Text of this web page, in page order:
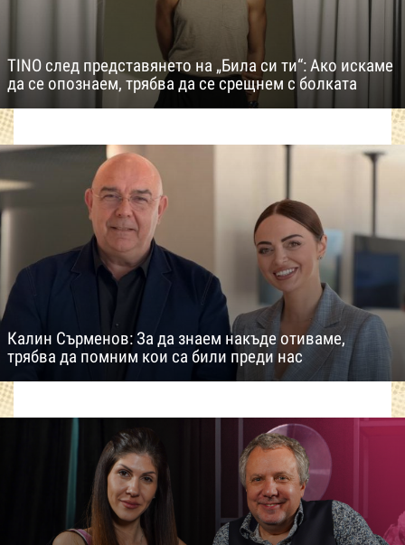
TINO след представянето на „Била си ти“: Ако искаме
да се опознаем, трябва да се срещнем с болката
Калин Сърменов: За да знаем накъде отиваме,
трябва да помним кои са били преди нас